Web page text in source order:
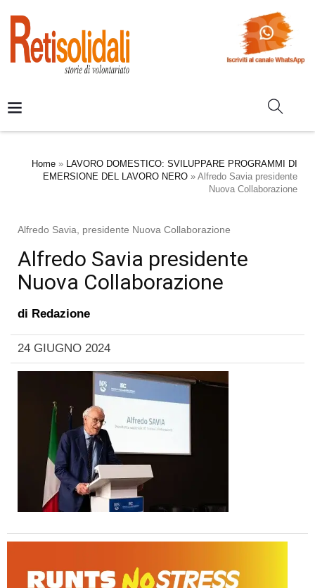
Home » LAVORO DOMESTICO: SVILUPPARE PROGRAMMI DI
EMERSIONE DEL LAVORO NERO » Alfredo Savia presidente
Nuova Collaborazione
Alfredo Savia, presidente Nuova Collaborazione
Alfredo Savia presidente
Nuova Collaborazione
di Redazione
24 GIUGNO 2024